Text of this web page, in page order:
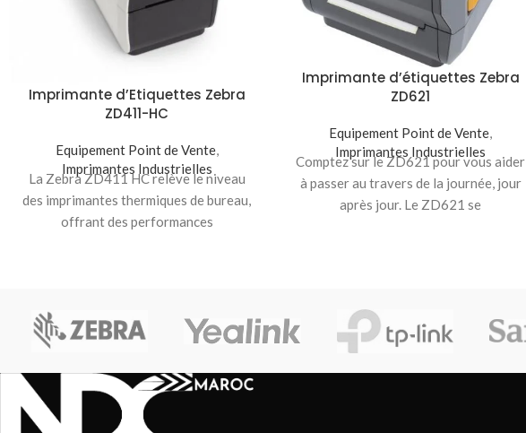
Imprimante d’Etiquettes Zebra
ZD411-HC
Equipement Point de Vente,
Imprimantes Industrielles
La Zebra ZD411 HC relève le niveau
des imprimantes thermiques de bureau,
offrant des performances
Imprimante d’étiquettes Zebra
ZD621
Equipement Point de Vente,
Imprimantes Industrielles
Comptez sur le ZD621 pour vous aider
à passer au travers de la journée, jour
après jour. Le ZD621 se